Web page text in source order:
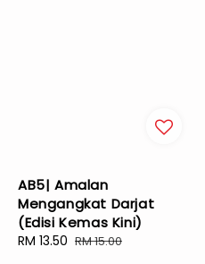
AB5| Amalan
Mengangkat Darjat
(Edisi Kemas Kini)
Sale
RM 13.50 Regular
RM 15.00